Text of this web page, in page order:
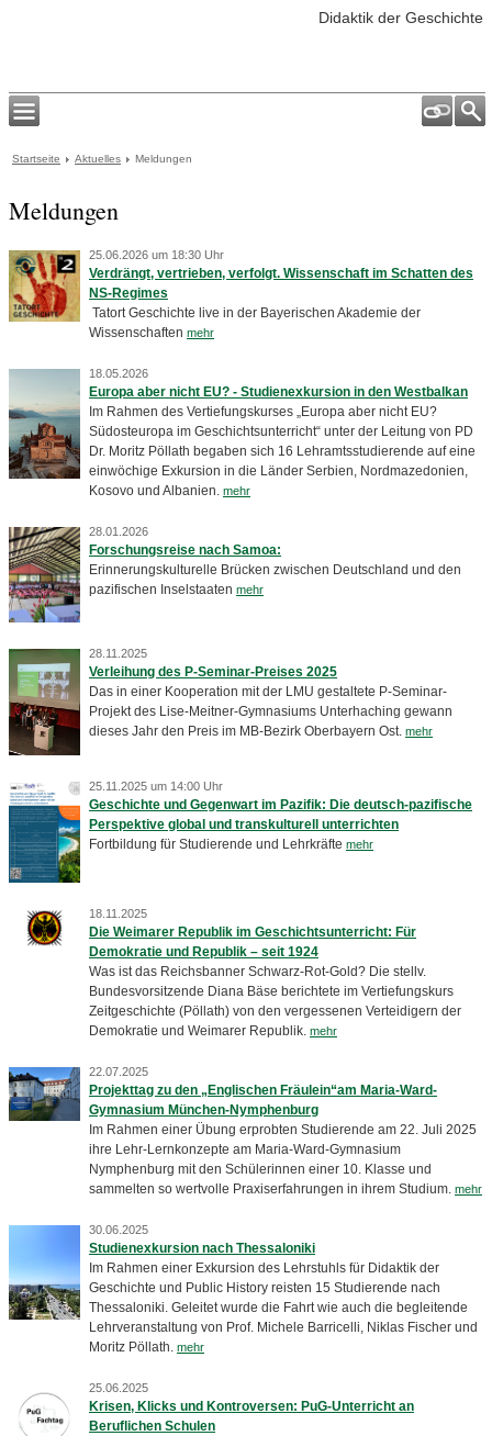
Didaktik der Geschichte
Startseite Aktuelles Meldungen
Meldungen
25.06.2026 um 18:30 Uhr
Verdrängt, vertrieben, verfolgt. Wissenschaft im Schatten des
NS-Regimes
­ Tatort Geschichte live in der Bayerischen Akademie der
Wissenschaften mehr
18.05.2026
Europa aber nicht EU? - Studienexkursion in den Westbalkan
Im Rahmen des Vertiefungskurses „Europa aber nicht EU?
Südosteuropa im Geschichtsunterricht“ unter der Leitung von PD
Dr. Moritz Pöllath begaben sich 16 Lehramtsstudierende auf eine
einwöchige Exkursion in die Länder Serbien, Nordmazedonien,
Kosovo und Albanien. mehr
28.01.2026
Forschungsreise nach Samoa:
Erinnerungskulturelle Brücken zwischen Deutschland und den
pazifischen Inselstaaten mehr
28.11.2025
Verleihung des P-Seminar-Preises 2025
Das in einer Kooperation mit der LMU gestaltete P-Seminar-
Projekt des Lise-Meitner-Gymnasiums Unterhaching gewann
dieses Jahr den Preis im MB-Bezirk Oberbayern Ost. mehr
25.11.2025 um 14:00 Uhr
Geschichte und Gegenwart im Pazifik: Die deutsch-pazifische
Perspektive global und transkulturell unterrichten
Fortbildung für Studierende und Lehrkräfte mehr
18.11.2025
Die Weimarer Republik im Geschichtsunterricht: Für
Demokratie und Republik – seit 1924
Was ist das Reichsbanner Schwarz-Rot-Gold? Die stellv.
Bundesvorsitzende Diana Bäse berichtete im Vertiefungskurs
Zeitgeschichte (Pöllath) von den vergessenen Verteidigern der
Demokratie und Weimarer Republik. mehr
22.07.2025
Projekttag zu den „Englischen Fräulein“am Maria-Ward-
Gymnasium München-Nymphenburg
Im Rahmen einer Übung erprobten Studierende am 22. Juli 2025
ihre Lehr-Lernkonzepte am Maria-Ward-Gymnasium
Nymphenburg mit den Schülerinnen einer 10. Klasse und
sammelten so wertvolle Praxiserfahrungen in ihrem Studium. mehr
30.06.2025
Studienexkursion nach Thessaloniki
Im Rahmen einer Exkursion des Lehrstuhls für Didaktik der
Geschichte und Public History reisten 15 Studierende nach
Thessaloniki. Geleitet wurde die Fahrt wie auch die begleitende
Lehrveranstaltung von Prof. Michele Barricelli, Niklas Fischer und
Moritz Pöllath. mehr
25.06.2025
Krisen, Klicks und Kontroversen: PuG-Unterricht an
Beruflichen Schulen